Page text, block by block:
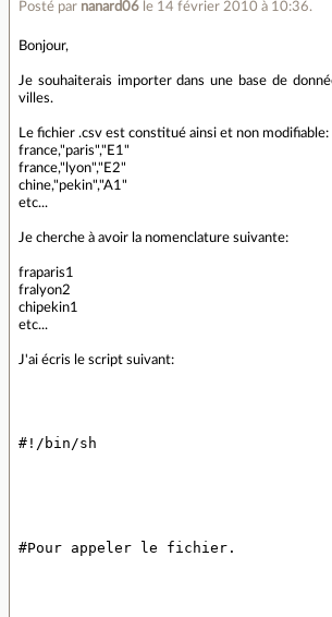
Posté par nanard06 le 14 février 2010 à 10:36.
Bonjour,
Je souhaiterais importer dans une base de
villes.
Le fichier .csv est constitué ainsi et non modifiable:
france,"paris","E1"
france,"lyon","E2"
chine,"pekin","A1"
etc...
Je cherche à avoir la nomenclature suivante:
fraparis1
fralyon2
chipekin1
etc...
J'ai écris le script suivant: